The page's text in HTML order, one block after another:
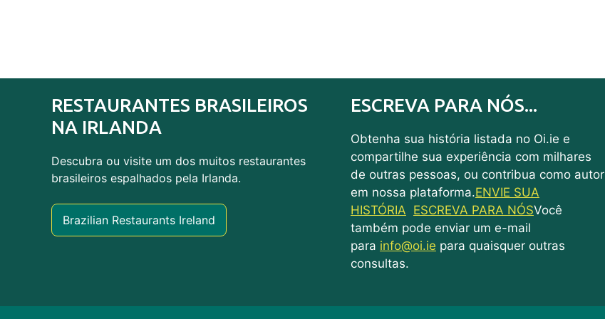
RESTAURANTES BRASILEIROS
NA IRLANDA
Descubra ou visite um dos muitos restaurantes
brasileiros espalhados pela Irlanda.
Brazilian Restaurants Ireland
ESCREVA PARA NÓS...
Obtenha sua história listada no Oi.ie e
compartilhe sua experiência com milhares
de outras pessoas, ou contribua como autor
em nossa plataforma.ENVIE SUA
HISTÓRIA ESCREVA PARA NÓSVocê
também pode enviar um e-mail
para info@oi.ie para quaisquer outras
consultas.